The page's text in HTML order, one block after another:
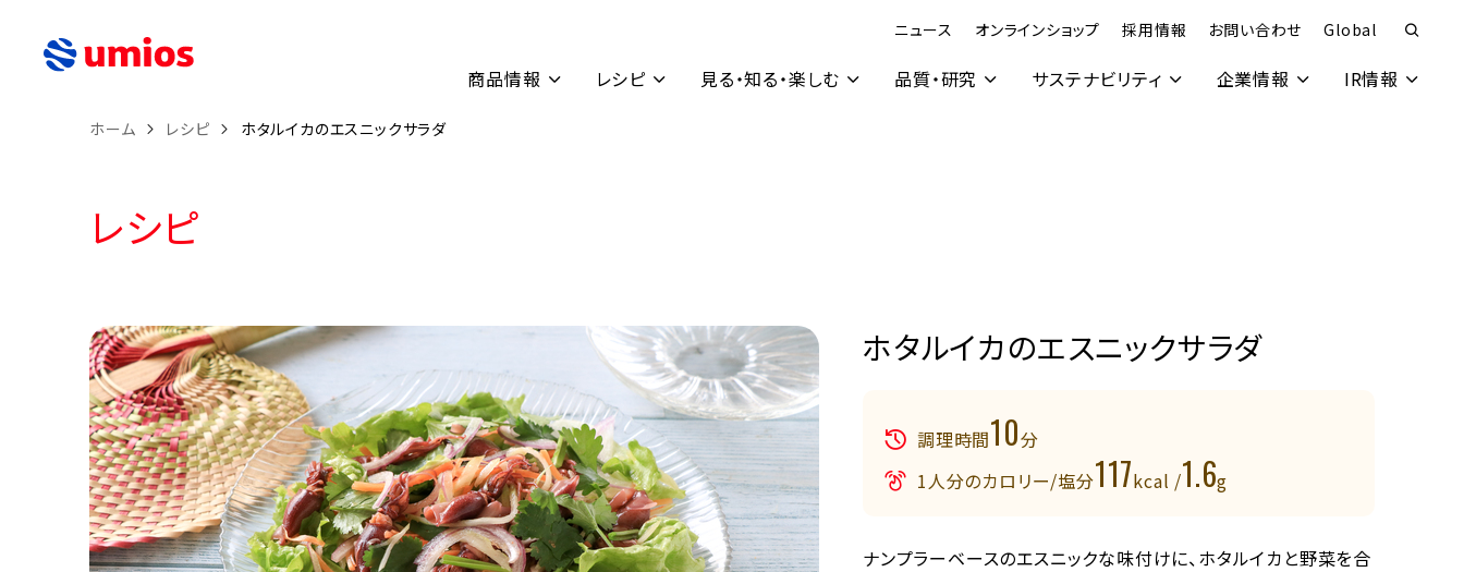
ニュース オンラインショップ 採用情報 お問い合わせ Global
商品情報 レシピ 見る・知る・楽しむ 品質・研究 サステナビリティ 企業情報 IR情報
ホーム レシピ ホタルイカのエスニックサラダ
レシピ
ホタルイカのエスニックサラダ
調理時間10分
1人分のカロリー/塩分117kcal /1.6g
ナンプラーベースのエスニックな味付けに、ホタルイカと野菜を合